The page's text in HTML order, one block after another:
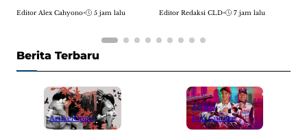
Editor Alex Cahyono• 5 jam lalu Editor Redaksi CLD• 7 jam lalu
Berita Terbaru
ArtikelOpini
Artikel
Pop Culture